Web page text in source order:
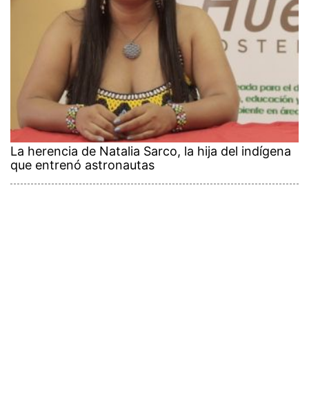
La herencia de Natalia Sarco, la hija del indígena
que entrenó astronautas